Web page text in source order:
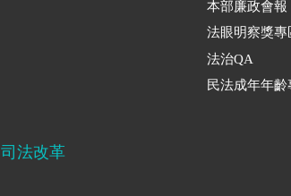
本部廉政會報
法眼明察獎專
法治QA
民法成年年齡
司法改革